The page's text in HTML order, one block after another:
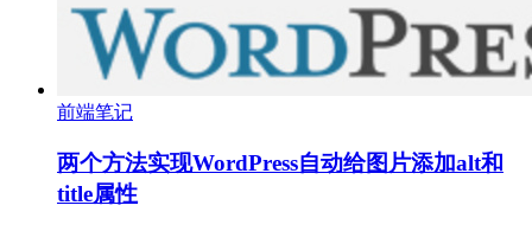
前端笔记
两个方法实现WordPress自动给图片添加alt和
title属性